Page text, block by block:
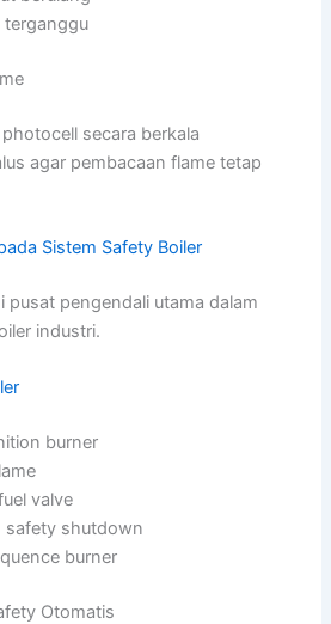
terganggu
secara berkala
agar pembacaan flame tetap
Sistem Safety Boiler
pusat pengendali utama dalam
industri.
burner
valve
safety shutdown
burner
Otomatis